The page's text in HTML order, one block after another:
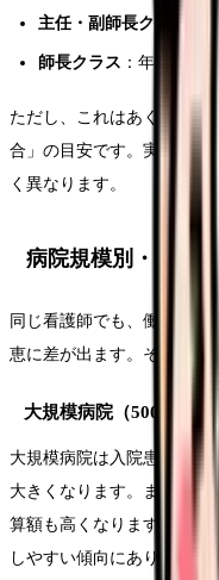
主任・副師長クラス
師長クラス ：年収580
ただし、これはあくまで「
合」の目安です。実際の賃
く異なります。
病院規模別・地域
同じ看護師でも、働いてい
恵に差が出ます。その理由
大規模病院（500床以上
大規模病院は入院患者数が
大きくなります。また、7
算額も高くなります。結果
しやすい傾向にあります。